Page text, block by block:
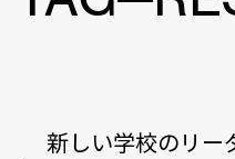
新しい学校のリー